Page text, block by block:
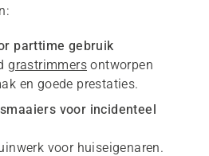
parttime gebruik
grastrimmers ontworpen
en goede prestaties.
voor incidenteel
voor huiseigenaren.